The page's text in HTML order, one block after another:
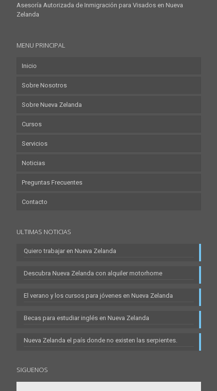
Asesoría Autorizada de Inmigración para Visados en Nueva
Zelanda
MENU PRINCIPAL
Inicio
Sobre Nosotros
Sobre Nueva Zelanda
Cursos
Servicios
Noticias
Preguntas Frecuentes
Contacto
ULTIMAS NOTICIAS
Quiero trabajar en Nueva Zelanda
Descubra Nueva Zelanda con alquiler motorhome
El verano y los cursos para jóvenes en Nueva Zelanda
Becas para estudiar inglés en Nueva Zelanda
Nueva Zelanda el país donde no existen las serpientes.
SIGUENOS